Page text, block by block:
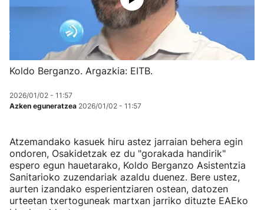
Koldo Berganzo. Argazkia: EITB.
2026/01/02 - 11:57
Azken eguneratzea 2026/01/02 - 11:57
Atzemandako kasuek hiru astez jarraian behera egin
ondoren, Osakidetzak ez du "gorakada handirik"
espero egun hauetarako, Koldo Berganzo Asistentzia
Sanitarioko zuzendariak azaldu duenez. Bere ustez,
aurten izandako esperientziaren ostean, datozen
urteetan txertoguneak martxan jarriko dituzte EAEko